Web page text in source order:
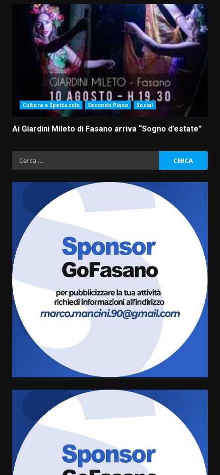
Cultura e Spettacolo Secondo Piano Social
Ai Giardini Mileto di Fasano arriva “Sogno d’estate”
Ricerca
per:
Politiche Giovanili e Mobilità
Sostenibile: premiati gli studenti
universitari del bando “La strada
giusta”
8 Agosto 2026 07:15
“I Contestatori: Musica di
Rivoluzione”: nuovo
appuntamento con “Fasano in
Banda”
amarezza per esclusione dal
campionato di calcio”
7 Agosto 2026 06:00
Fasanese ferito a colpi di arma
da fuoco